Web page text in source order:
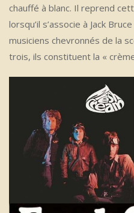
chauffé à blanc. Il reprend
lorsqu’il s’associe à Jack
musiciens chevronnés de la
trois, ils constituent la «